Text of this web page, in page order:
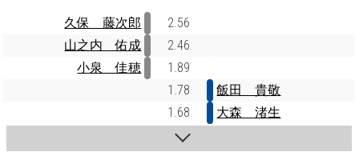
久保 藤次郎
2.56
山之内 佑成
2.46
小泉 佳穂
1.89
1.78
飯田 貴敬
1.68
大森 渚生